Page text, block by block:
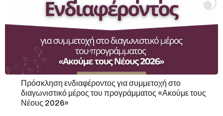
Πρόσκληση ενδιαφέροντος για συμμετοχή στο
διαγωνιστικό μέρος του προγράμματος «Ακούμε τους
Νέους 2026»